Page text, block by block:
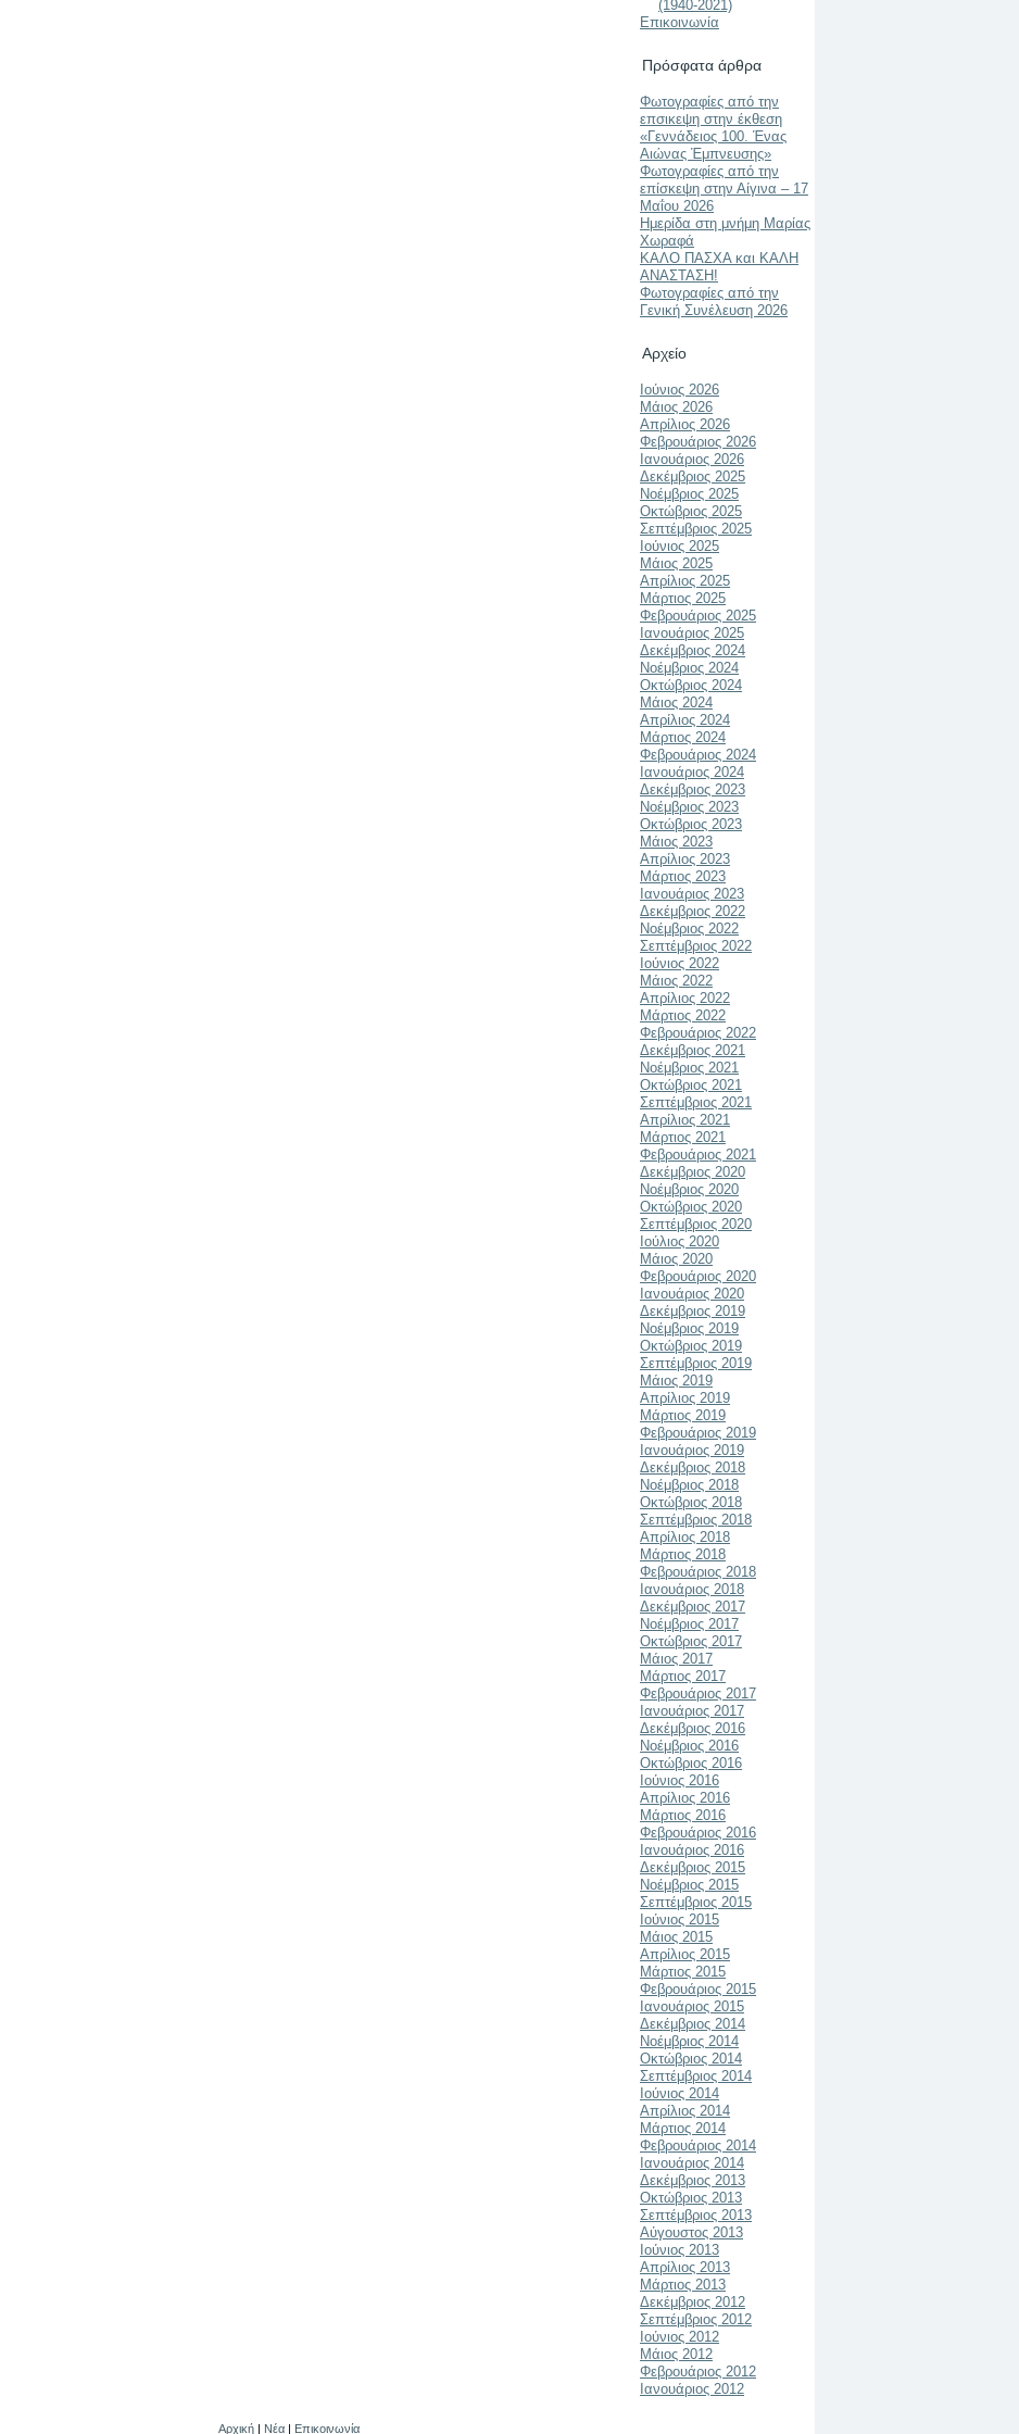
(1940-2021)
Επικοινωνία
Πρόσφατα άρθρα
Φωτογραφίες από την
επσικεψη στην έκθεση
«Γεννάδειος 100. Ένας
Αιώνας Έμπνευσης»
Φωτογραφίες από την
επίσκεψη στην Αίγινα – 17
Μαΐου 2026
Ημερίδα στη μνήμη Μαρίας
Χωραφά
ΚΑΛΟ ΠΑΣΧΑ και ΚΑΛΗ
ΑΝΑΣΤΑΣΗ!
Φωτογραφίες από την
Γενική Συνέλευση 2026
Αρχείο
Ιούνιος 2026
Μάιος 2026
Απρίλιος 2026
Φεβρουάριος 2026
Ιανουάριος 2026
Δεκέμβριος 2025
Νοέμβριος 2025
Οκτώβριος 2025
Σεπτέμβριος 2025
Ιούνιος 2025
Μάιος 2025
Απρίλιος 2025
Μάρτιος 2025
Φεβρουάριος 2025
Ιανουάριος 2025
Δεκέμβριος 2024
Νοέμβριος 2024
Οκτώβριος 2024
Μάιος 2024
Απρίλιος 2024
Μάρτιος 2024
Φεβρουάριος 2024
Ιανουάριος 2024
Δεκέμβριος 2023
Νοέμβριος 2023
Οκτώβριος 2023
Μάιος 2023
Απρίλιος 2023
Μάρτιος 2023
Ιανουάριος 2023
Δεκέμβριος 2022
Νοέμβριος 2022
Σεπτέμβριος 2022
Ιούνιος 2022
Μάιος 2022
Απρίλιος 2022
Μάρτιος 2022
Φεβρουάριος 2022
Δεκέμβριος 2021
Νοέμβριος 2021
Οκτώβριος 2021
Σεπτέμβριος 2021
Απρίλιος 2021
Μάρτιος 2021
Φεβρουάριος 2021
Δεκέμβριος 2020
Νοέμβριος 2020
Οκτώβριος 2020
Σεπτέμβριος 2020
Ιούλιος 2020
Μάιος 2020
Φεβρουάριος 2020
Ιανουάριος 2020
Δεκέμβριος 2019
Νοέμβριος 2019
Οκτώβριος 2019
Σεπτέμβριος 2019
Μάιος 2019
Απρίλιος 2019
Μάρτιος 2019
Φεβρουάριος 2019
Ιανουάριος 2019
Δεκέμβριος 2018
Νοέμβριος 2018
Οκτώβριος 2018
Σεπτέμβριος 2018
Απρίλιος 2018
Μάρτιος 2018
Φεβρουάριος 2018
Ιανουάριος 2018
Δεκέμβριος 2017
Νοέμβριος 2017
Οκτώβριος 2017
Μάιος 2017
Μάρτιος 2017
Φεβρουάριος 2017
Ιανουάριος 2017
Δεκέμβριος 2016
Νοέμβριος 2016
Οκτώβριος 2016
Ιούνιος 2016
Απρίλιος 2016
Μάρτιος 2016
Φεβρουάριος 2016
Ιανουάριος 2016
Δεκέμβριος 2015
Νοέμβριος 2015
Σεπτέμβριος 2015
Ιούνιος 2015
Μάιος 2015
Απρίλιος 2015
Μάρτιος 2015
Φεβρουάριος 2015
Ιανουάριος 2015
Δεκέμβριος 2014
Νοέμβριος 2014
Οκτώβριος 2014
Σεπτέμβριος 2014
Ιούνιος 2014
Απρίλιος 2014
Μάρτιος 2014
Φεβρουάριος 2014
Ιανουάριος 2014
Δεκέμβριος 2013
Οκτώβριος 2013
Σεπτέμβριος 2013
Αύγουστος 2013
Ιούνιος 2013
Απρίλιος 2013
Μάρτιος 2013
Δεκέμβριος 2012
Σεπτέμβριος 2012
Ιούνιος 2012
Μάιος 2012
Φεβρουάριος 2012
Ιανουάριος 2012
Αρχική | Νέα | Επικοινωνία